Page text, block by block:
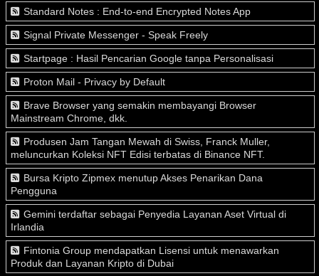
Standard Notes : End-to-end Encrypted Notes App
Signal Private Messenger - Speak Freely
Startpage : Hasil Pencarian Google tanpa Personalisasi
Proton Mail - Privacy by Default
Brave Browser yang semakin membayangi Browser
Mainstream Chrome, dkk.
Produsen Jam Tangan Mewah di Swiss, Franck Muller,
meluncurkan Koleksi NFT Edisi terbatas di Binance NFT.
Bursa Kripto Zipmex menutup Akses Penarikan Dana
Pengguna
Gemini terdaftar sebagai Penyedia Layanan Aset Virtual di
Irlandia
Fintonia Group mendapatkan Lisensi untuk menawarkan
Produk dan Layanan Kripto di Dubai